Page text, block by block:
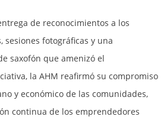
de reconocimientos a los
sesiones fotográficas y una
saxofón que amenizó el
la AHM reafirmó su compromiso
y económico de las comunidades,
continua de los emprendedores